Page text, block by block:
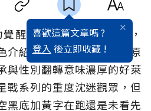
喜歡這篇文章嗎 ?
登入 後立即收藏 !
覺醒》可簡單分成三部分，
介紹，二是星戰飛戰場面原
與性別翻轉意味濃厚的好萊
戰系列的重度沈迷觀眾，但
黑底加黃字在跑還是未看先